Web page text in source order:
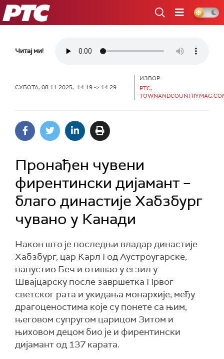
РТС
Читај ми!
СУБОТА, 08.11.2025, 14:19 -> 14:29
ИЗВОР:
РТС,
Пронађен чувени
фирентински дијамант –
благо династије Хабзбург
чувано у Канади
Након што је последњи владар династије
Хабзбург, цар Карл I од Аустроугарске,
напустио Беч и отишао у егзил у
Швајцарску после завршетка Првог
светског рата и укидања монархије, међу
драгоценостима које су понете са њим,
његовом супругом царицом Зитом и
њиховом децом био је и фирентински
дијамант од 137 карата.